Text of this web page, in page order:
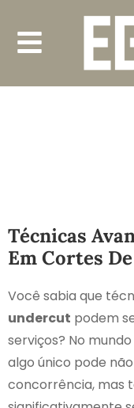
Técnicas
Em Cortes
Você sabia que
undercut podem
serviços? No
algo único pode
concorrência, mas